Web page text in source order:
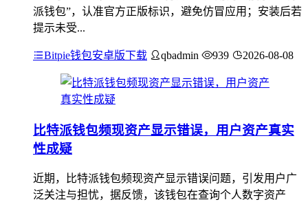
派钱包”，认准官方正版标识，避免仿冒应用；安装后若
提示未受...
Bitpie钱包安卓版下载 qbadmin 939 2026-08-08
比特派钱包频现资产显示错误，用户资产真实
性成疑
近期，比特派钱包频现资产显示错误问题，引发用户广
泛关注与担忧，据反馈，该钱包在查询个人数字资产